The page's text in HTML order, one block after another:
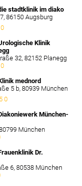
stadtklinik im diako
86150 Augsburg
Klinik
32, 82152 Planegg
mednord
5 b, 80939 München
0
München-
München
Dr.
6, 80538 München